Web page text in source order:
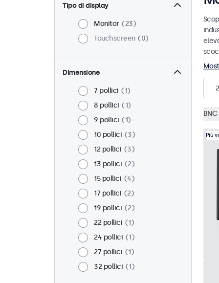
Tipo di display
Monitor
23
Touchscreen
0
Dimensione
7 pollici
1
8 pollici
1
9 pollici
1
10 pollici
3
12 pollici
3
13 pollici
2
15 pollici
4
17 pollici
2
19 pollici
2
22 pollici
1
24 pollici
1
27 pollici
1
32 pollici
1
Più